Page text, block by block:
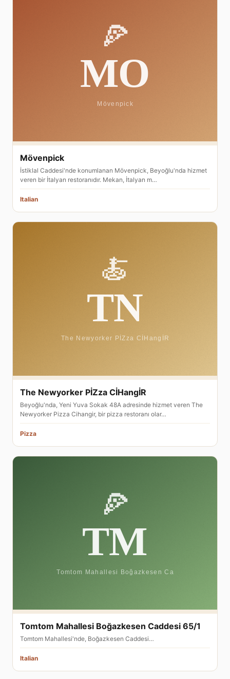
Mövenpick
İstiklal Caddesi'nde konumlanan Mövenpick, Beyoğlu'nda hizmet
veren bir İtalyan restoranıdır. Mekan, İtalyan m…
Italian
The Newyorker PİZza CİHangİR
Beyoğlu'nda, Yeni Yuva Sokak 48A adresinde hizmet veren The
Newyorker Pizza Cihangir, bir pizza restoranı olar…
Pizza
Tomtom Mahallesi Boğazkesen Caddesi 65/1
Tomtom Mahallesi'nde, Boğazkesen Caddesi…
Italian